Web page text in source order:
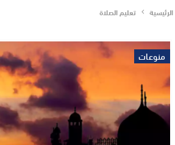
الرئيسية تعليم الصلاة
منوعات